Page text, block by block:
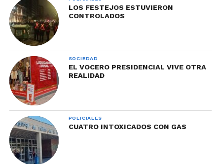
LOS FESTEJOS ESTUVIERON
CONTROLADOS
SOCIEDAD
EL VOCERO PRESIDENCIAL VIVE OTRA
REALIDAD
POLICIALES
CUATRO INTOXICADOS CON GAS